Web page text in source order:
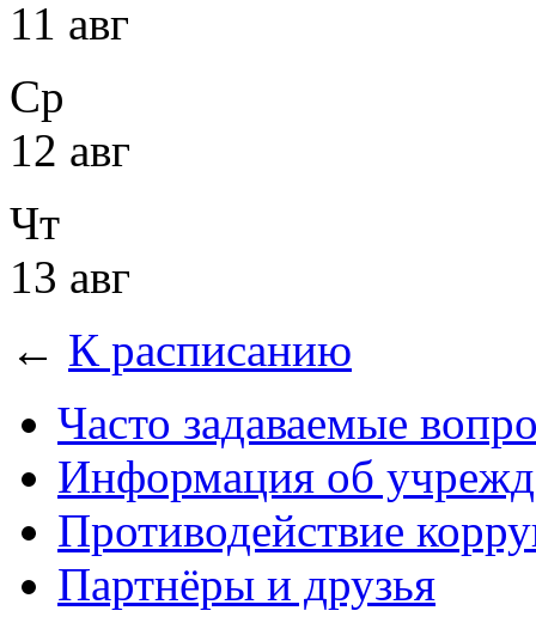
11 авг
Ср
12 авг
Чт
13 авг
← К расписанию
Часто задаваемые
Информация об
Противодействие
Партнёры и друзья